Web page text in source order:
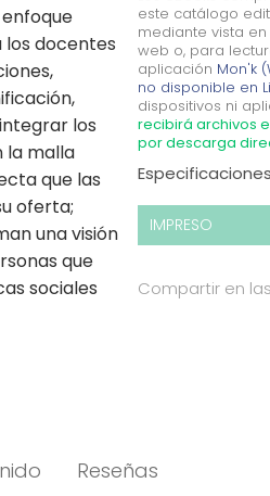
docentes
los
la malla
que las
oferta;
una visión
que
sociales
este catálogo
mediante vista
web o, para
aplicación Mon'k
no disponible en
dispositivos ni
recibirá archivos
por descarga
IMPRESO
Compartir en
Reseñas